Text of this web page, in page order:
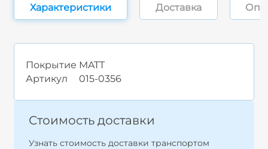
Характеристики Доставка
Покрытие MATT
Артикул
015-0356
Стоимость доставки
Узнать стоимость доставки транспортом